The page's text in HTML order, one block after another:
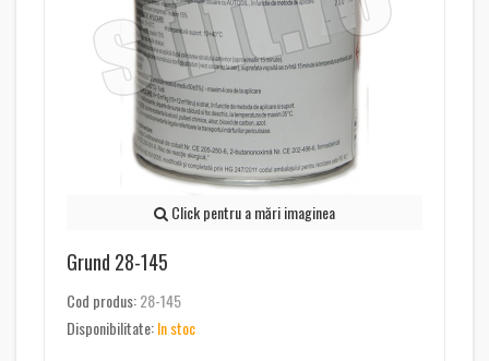
Click pentru a mări imaginea
Grund 28-145
Cod produs:28-145
Disponibilitate:In stoc